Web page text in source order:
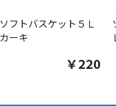
ソフトバスケット５Ｌ
カーキ
￥220